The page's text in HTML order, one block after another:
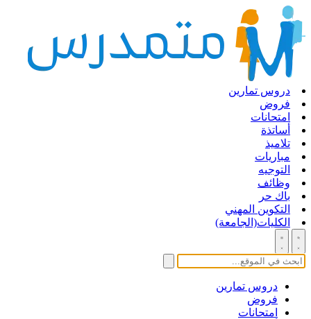
دروس تمارين
فروض
امتحانات
أساتذة
تلاميذ
مباريات
التوجيه
وظائف
باك حر
التكوين المهني
الكليات(الجامعة)
دروس تمارين
فروض
امتحانات